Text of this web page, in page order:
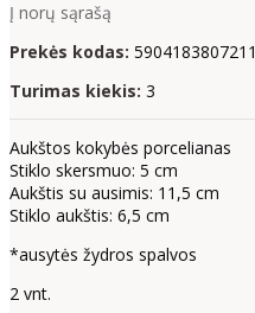
Į norų sąrašą
Prekės kodas: 5904183807211
Turimas kiekis: 3
Aukštos kokybės porcelianas
Stiklo skersmuo: 5 cm
Aukštis su ausimis: 11,5 cm
Stiklo aukštis: 6,5 cm
*ausytės žydros spalvos
2 vnt.